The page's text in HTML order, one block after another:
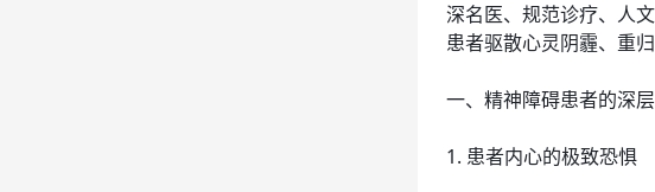
深名医、规范诊疗、人
患者驱散心灵阴霾、重归
一、精神障碍患者的深
1. 患者内心的极致恐惧